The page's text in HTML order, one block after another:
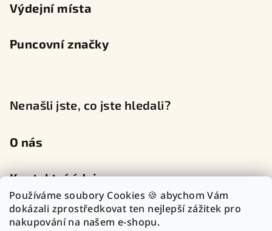
Používáme soubory Cookies 🍪 abychom Vám
dokázali zprostředkovat ten nejlepší zážitek pro
nakupování na našem e-shopu.
Výdejní místa
Puncovní značky
Nenašli jste, co jste hledali?
O nás
Kontaktní údaje